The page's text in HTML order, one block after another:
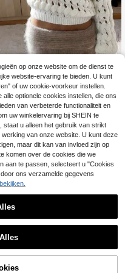
Just Masa
Just Masa Casual Elegante Tr
voor Dames, Effen Trui met Open
Asymmetrische Schouder, Eé
Schouder, Losse Trui, Voor Uitgaa
Vakantie, Dates, Dagelijks Gebrui
op onze website om de dienst te
website-ervaring te bieden. U kunt
of uw cookie-voorkeur instellen.
optionele cookies instellen, die ons
van verbeterde functionaliteit en
uw winkelervaring bij SHEIN te
staat u alleen het gebruik van strikt
van onze website. U kunt deze
maar dit kan van invloed zijn op
komen over de cookies die we
aan te passen, selecteert u "Cookies
ons verzamelde gegevens